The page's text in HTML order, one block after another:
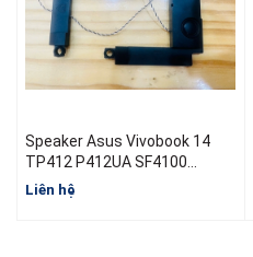
Speaker Asus Vivobook 14
TP412 P412UA SF4100
TP412F TP412 TP412UA
Liên hệ